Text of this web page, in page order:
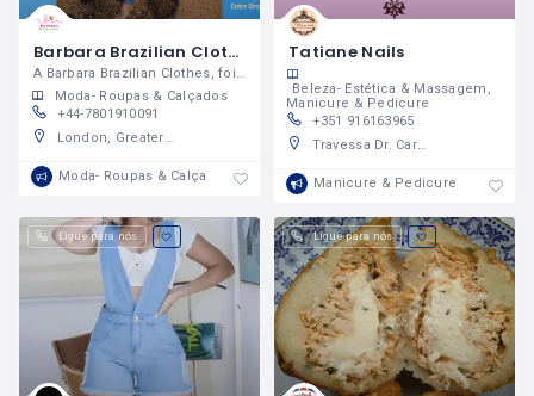
Barbara Brazilian Clothes
Moda- Roupas & Calçados
+44-7801910091
London, Greater London, England, United Kingdom
Moda- Roupas & Calçados
Tatiane Nails
Beleza- Estética & Massagem
Manicure & Pedicure
+351 916163965
Travessa Dr. Carlos Pires Felgueiras-34- 1° andar sala 3- 4470-157,cidade de Maia Portugal
Manicure & Pedicure
Ligue para nós Ligue para nós